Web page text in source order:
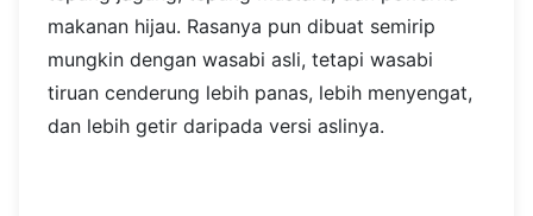
makanan hijau. Rasanya pun dibuat semirip
mungkin dengan wasabi asli, tetapi wasabi
tiruan cenderung lebih panas, lebih menyengat,
dan lebih getir daripada versi aslinya.